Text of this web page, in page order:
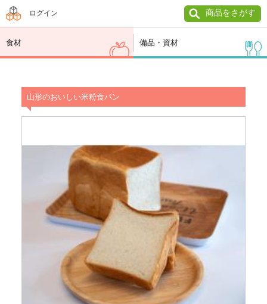
ログイン 商品をさがす
食材 備品・資材
山形のおいしい米粉食パン